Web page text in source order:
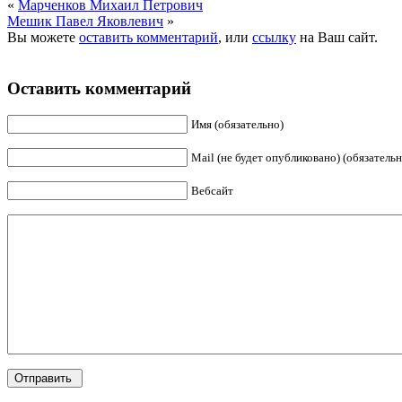
« Марченков Михаил Петрович
Мешик Павел Яковлевич »
Вы можете оставить комментарий, или ссылку на Ваш сайт.
Оставить комментарий
Имя (обязательно)
Mail (не будет опубликовано)
Вебсайт